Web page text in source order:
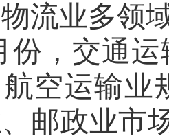
物流业多领
份， 交通运
空运输业
邮政业市